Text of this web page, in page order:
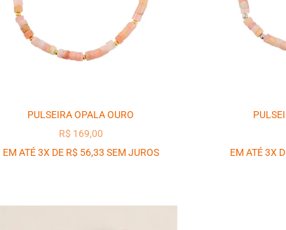
PULSEIRA OPALA OURO
PREÇO PROMOCIONAL
R$ 169,00
EM ATÉ 3X DE R$ 56,33 SEM JUROS
EM ATÉ 3X